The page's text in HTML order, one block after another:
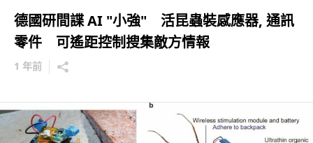
德國研間諜 AI "小強" 活昆蟲裝感應器, 通訊
零件 可遙距控制搜集敵方情報
1 年前